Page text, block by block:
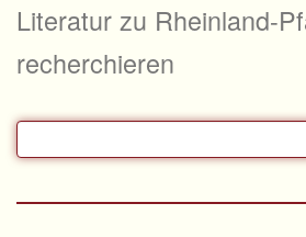
Literatur zu Rheinland-
recherchieren